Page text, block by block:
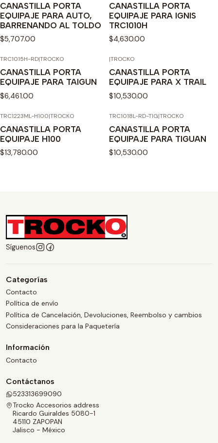
CANASTILLA PORTA
EQUIPAJE PARA AUTO,
BARRENANDO AL TOLDO
$5,707.00
CANASTILLA PORTA
EQUIPAJE PARA IGNIS
TRC1010H
$4,630.00
TRC1015H-RD|TROCKO
CANASTILLA PORTA
EQUIPAJE PARA TAIGUN
$6,461.00
|TROCKO
CANASTILLA PORTA
EQUIPAJE PARA X TRAIL
$10,530.00
TRC1223ML-H100|TROCKO
CANASTILLA PORTA
EQUIPAJE H100
$13,780.00
TRC1018L-RD-TIG|TROCKO
CANASTILLA PORTA
EQUIPAJE PARA TIGUAN
$10,530.00
Síguenos
Categorías
Contacto
Política de envío
Política de Cancelación, Devoluciones, Reembolso y cambios
Consideraciones para la Paquetería
Información
Contacto
Contáctanos
523313699090
Trocko Accesorios address
Ricardo Guiraldes 5080-1
45110 ZAPOPAN
Jalisco - México